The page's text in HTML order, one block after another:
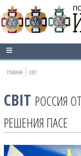
ГЛАВНАЯ СВІТ
СВІТ РОССИЯ
РЕШЕНИЯ ПАСЕ